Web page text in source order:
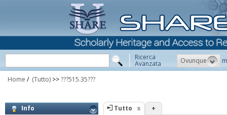
Ricerca
Avanzata Ovunque
Home / (Tutto) >> ???515.35???
Info
Tutto +